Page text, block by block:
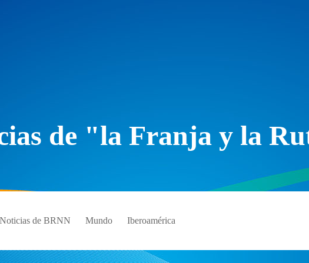
de "la Franja y la
Noticias de BRNN Mundo Iberoamérica